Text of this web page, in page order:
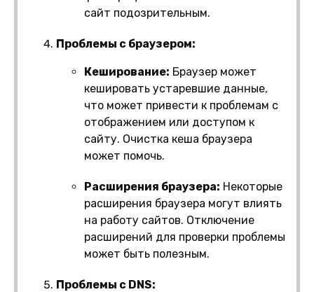
сайт подозрительным.
Проблемы с браузером:
Кеширование: Браузер может
кешировать устаревшие данные,
что может привести к проблемам с
отображением или доступом к
сайту. Очистка кеша браузера
может помочь.
Расширения браузера: Некоторые
расширения браузера могут влиять
на работу сайтов. Отключение
расширений для проверки проблемы
может быть полезным.
Проблемы с DNS: